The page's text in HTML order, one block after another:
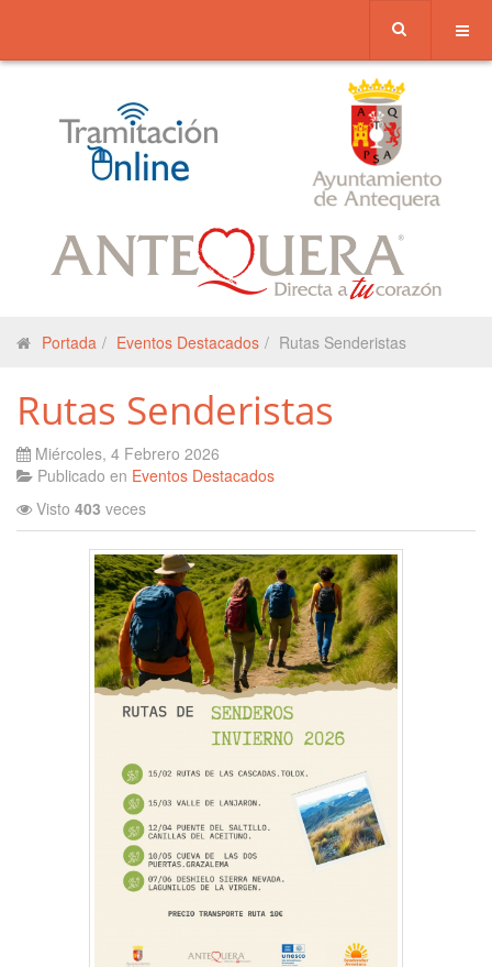
Portada Eventos Destacados Rutas Senderistas
Rutas Senderistas
Miércoles, 4 Febrero 2026
Publicado en Eventos Destacados
Visto 403 veces